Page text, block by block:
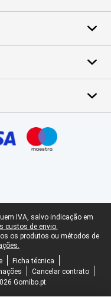
IVA, salvo indicação em
custos de envio.
os produtos ou métodos de
Ficha técnica
Cancelar contrato
Gomibo.pt